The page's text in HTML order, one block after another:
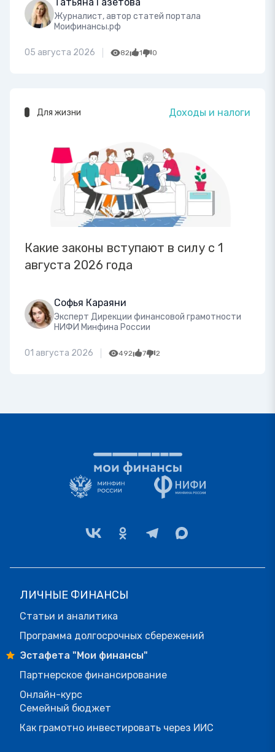
Журналист, автор статей портала
Моифинансы.рф
05 августа 2026 82 1 0
Для жизни Доходы и налоги
Какие законы вступают в силу с 1
августа 2026 года
Софья Караяни
Эксперт Дирекции финансовой грамотности
НИФИ Минфина России
01 августа 2026 492 7 2
ЛИЧНЫЕ ФИНАНСЫ
Статьи и аналитика
Программа долгосрочных сбережений
Эстафета "Мои финансы"
Партнерское финансирование
Онлайн-курс
Семейный бюджет
Как грамотно инвестировать через ИИС